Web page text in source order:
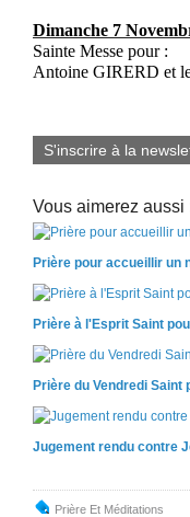
Dimanche 7
Sainte Messe pour :
Antoine GIRERD et
S'inscrire à la
Vous aimerez aussi
Prière pour accueillir un
Prière à l'Esprit Saint
Prière du Vendredi Saint
Jugement rendu contre
Prière Et Méditations